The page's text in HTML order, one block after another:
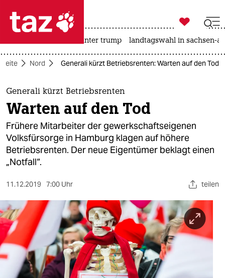
 taz zahl ich
taz zahl ich
themen
politik
öko
gesellschaft
kultur
sport
berlin
nord
wahrheit

taz zahl ich
usa unter trump landtagswahl in sachsen-
Nord Generali kürzt Betriebsrenten: Warten auf den Tod
Generali kürzt Betriebsrenten
Warten auf den Tod
Frühere Mitarbeiter der gewerkschaftseigenen
Volksfürsorge in Hamburg klagen auf höhere
Betriebsrenten. Der neue Eigentümer beklagt einen
„Notfall“.
11.12.2019 7:00 Uhr teilen